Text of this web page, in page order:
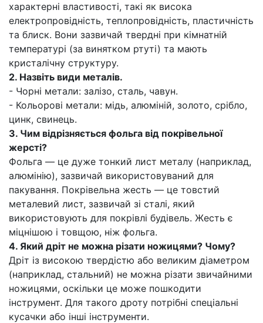
характерні властивості, такі як висока
електропровідність, теплопровідність, пластичність
та блиск. Вони зазвичай твердні при кімнатній
температурі (за винятком ртуті) та мають
кристалічну структуру.
2. Назвіть види металів.
- Чорні метали: залізо, сталь, чавун.
- Кольорові метали: мідь, алюміній, золото, срібло,
цинк, свинець.
3. Чим відрізняється фольга від покрівельної
жерсті?
Фольга — це дуже тонкий лист металу (наприклад,
алюмінію), зазвичай використовуваний для
пакування. Покрівельна жесть — це товстий
металевий лист, зазвичай зі сталі, який
використовують для покрівлі будівель. Жесть є
міцнішою і товщою, ніж фольга.
4. Який дріт не можна різати ножицями? Чому?
Дріт із високою твердістю або великим діаметром
(наприклад, стальний) не можна різати звичайними
ножицями, оскільки це може пошкодити
інструмент. Для такого дроту потрібні спеціальні
кусачки або інші інструменти.